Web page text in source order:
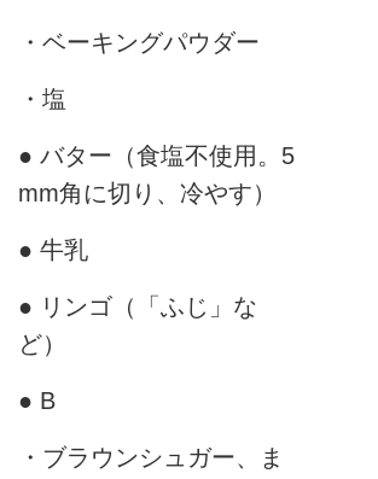
・ベーキングパウダー
・塩
● バター（食塩不使用。5
mm角に切り、冷やす）
● 牛乳
● リンゴ（「ふじ」な
ど）
● B
・ブラウンシュガー、ま